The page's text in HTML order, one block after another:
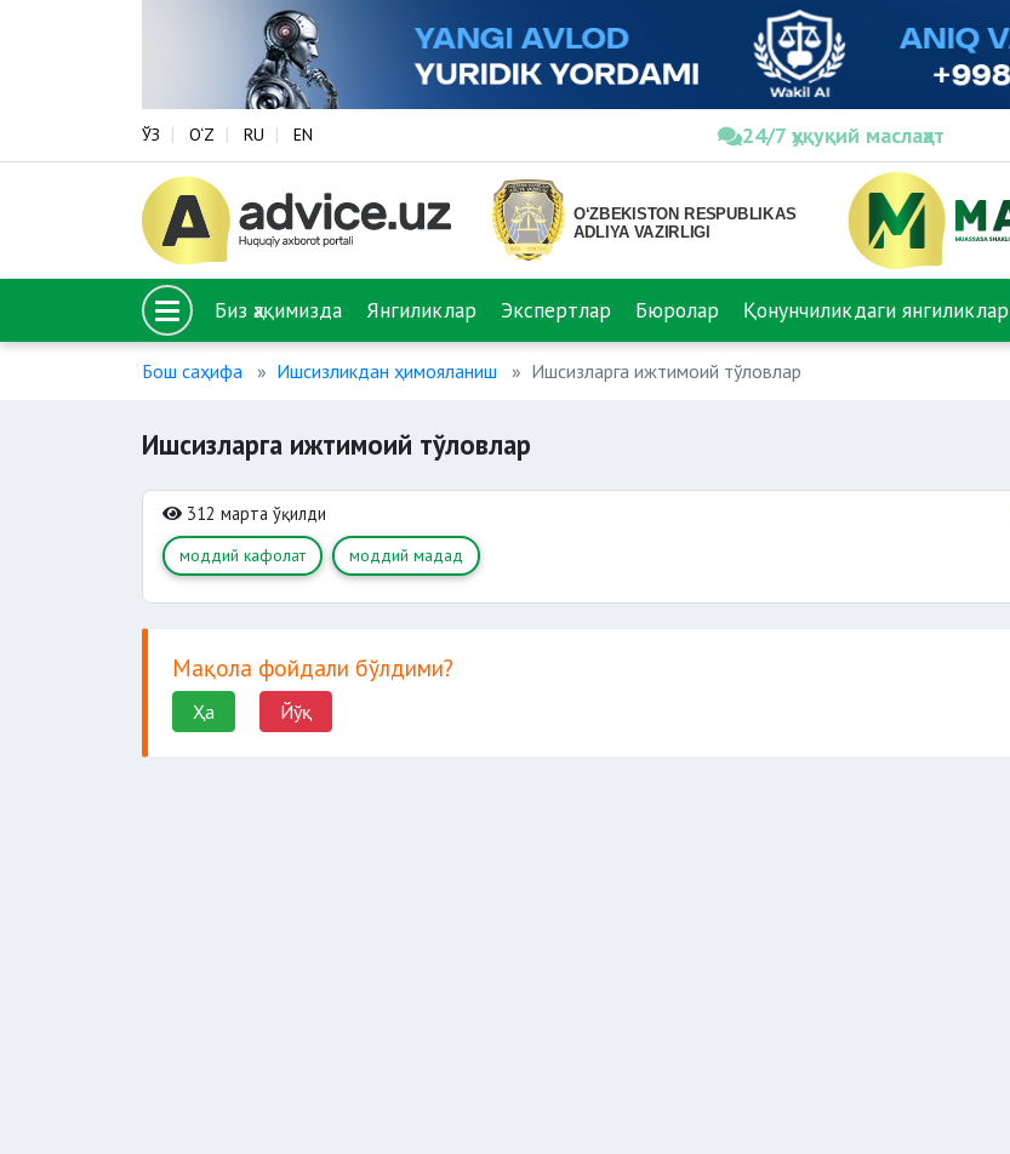
ЎЗ O‘Z RU EN 24/7 ҳуқуқий маслаҳат
Биз ҳақимизда Янгиликлар Экспертлар Бюролар Қонунчиликдаги янгиликлар
Бош саҳифа Ишсизликдан ҳимояланиш Ишсизларга ижтимоий тўловлар
Ишсизларга ижтимоий тўловлар
312 марта ўқилди
моддий кафолат моддий мадад
Мақола фойдали бўлдими?
Ҳа Йўқ